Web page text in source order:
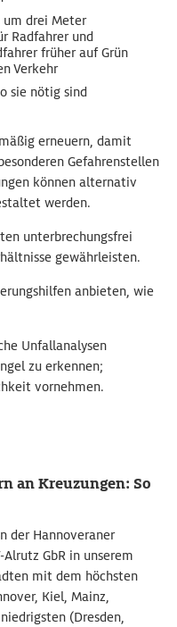
um drei Meter
Radfahrer und
früher auf Grün
Verkehr
sie nötig sind
erneuern, damit
Gefahrenstellen
können alternativ
werden.
unterbrechungsfrei
gewährleisten.
anbieten, wie
Unfallanalysen
zu erkennen;
vornehmen.
an Kreuzungen: So
der Hannoveraner
Alrutz GbR in unserem
mit dem höchsten
Kiel, Mainz,
(Dresden,